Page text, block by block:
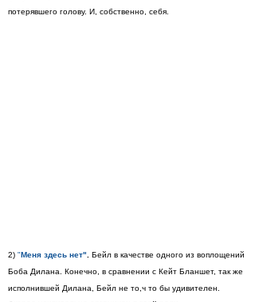
потерявшего голову. И, собственно, себя.
2) "Меня здесь нет"
Бейл в качестве одного из воплощений
Боба Дилана. Конечно, в сравнении с Кейт Бланшет, так же
исполнившей Дилана, Бейл не то,ч то бы удивителен.